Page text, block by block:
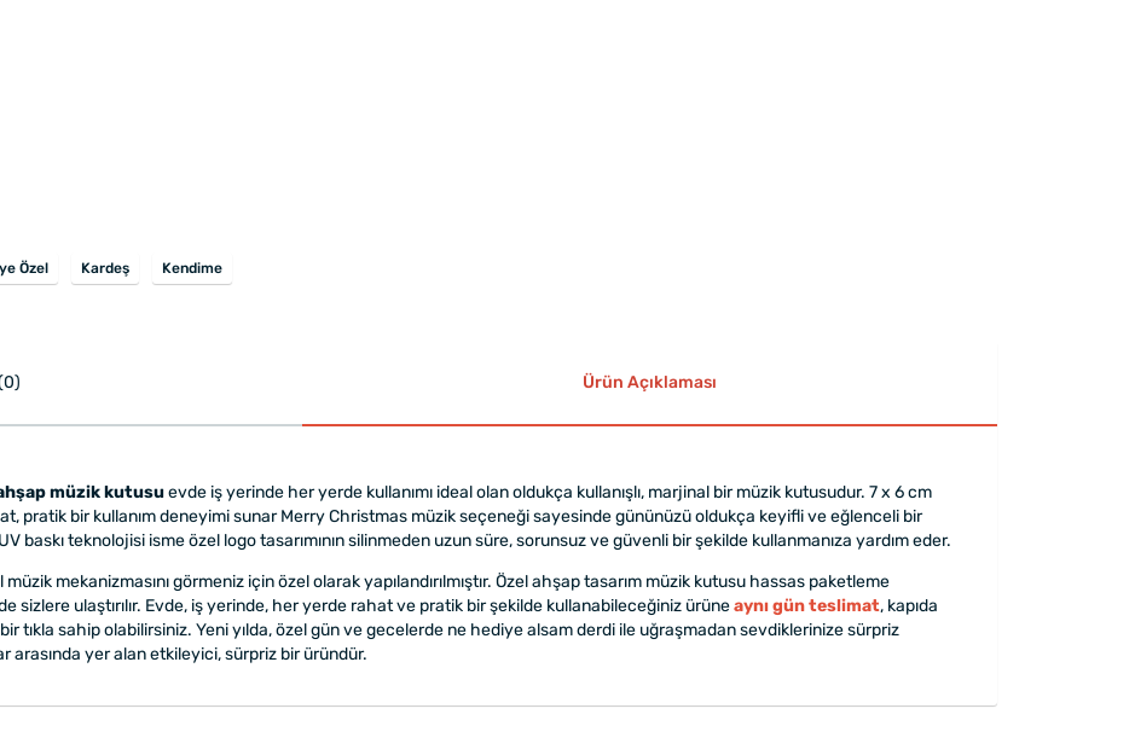
Özel Kardeş Kendime
Ürün Açıklaması
müzik kutusuevde iş yerinde her yerde kullanımı ideal olan oldukça kullanışlı, marjinal bir müzik kutusudur. 7 x 6 cm
pratik bir kullanım deneyimi sunar Merry Christmas müzik seçeneği sayesinde gününüzü oldukça keyifli ve eğlenceli bir
baskı teknolojisi isme özel logo tasarımının silinmeden uzun süre, sorunsuz ve güvenli bir şekilde kullanmanıza yardım eder.
mekanizmasını görmeniz için özel olarak yapılandırılmıştır. Özel ahşap tasarım müzik kutusu hassas paketleme
sizlere ulaştırılır. Evde, iş yerinde, her yerde rahat ve pratik bir şekilde kullanabileceğiniz ürüneaynı gün teslimat, kapıda
tıkla sahip olabilirsiniz. Yeni yılda, özel gün ve gecelerde ne hediye alsam derdi ile uğraşmadan sevdiklerinize sürpriz
yer alan etkileyici, sürpriz bir üründür.